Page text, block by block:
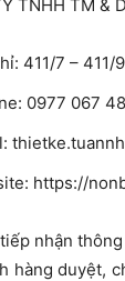
TNHH TM &
411/7 – 411/
0977 067
https://
nhận
hàng duyệt,